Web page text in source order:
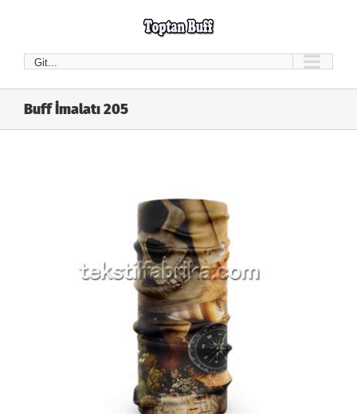
Git...
Buff İmalatı 205